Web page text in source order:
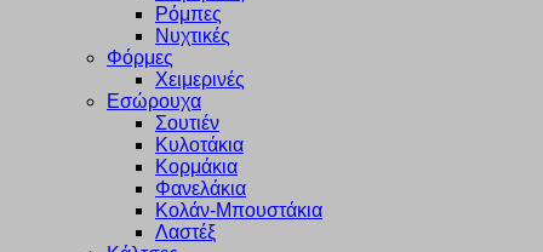
Ρόμπες
Νυχτικές
Φόρμες
Χειμερινές
Εσώρουχα
Σουτιέν
Κυλοτάκια
Κορμάκια
Φανελάκια
Κολάν-Μπουστάκια
Λαστέξ